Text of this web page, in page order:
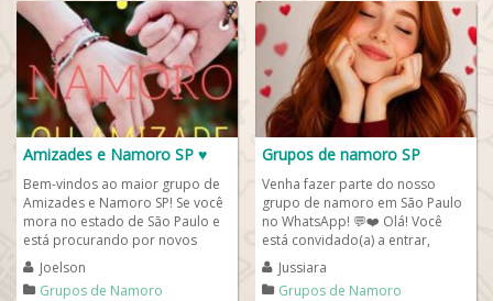
Amizades e Namoro SP ♥️
Bem-vindos ao maior grupo de
Amizades e Namoro SP! Se você
mora no estado de São Paulo e
está procurando por novos
amigos e quem sabe um novo
amor, esse é o...
Joelson
Grupos de Namoro
Grupos de namoro SP
Venha fazer parte do nosso
grupo de namoro em São Paulo
no WhatsApp! 💬❤️ Olá! Você
está convidado(a) a entrar,
interagir e também
compartilhar...
Jussiara
Grupos de Namoro